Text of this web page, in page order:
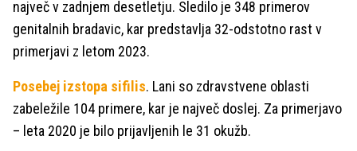
največ v zadnjem desetletju. Sledilo je 348 primerov
genitalnih bradavic, kar predstavlja 32-odstotno rast v
primerjavi z letom 2023.
Posebej izstopa sifilis. Lani so zdravstvene oblasti
zabeležile 104 primere, kar je največ doslej. Za primerjavo
– leta 2020 je bilo prijavljenih le 31 okužb.